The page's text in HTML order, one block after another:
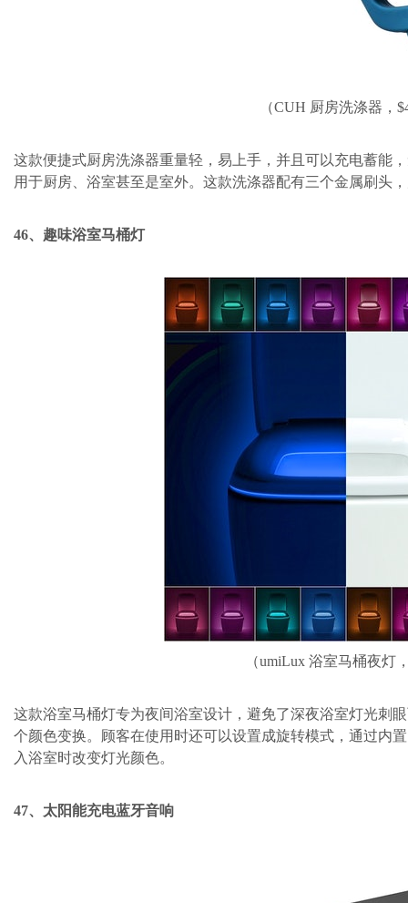
（CUH 厨房洗涤器，
这款便捷式厨房洗涤器重量轻，易上手，并且可以充电蓄能
用于厨房、浴室甚至是室外。这款洗涤器配有三个金属刷头
46、趣味浴室马桶灯
（umiLux 浴室马桶夜灯
这款浴室马桶灯专为夜间浴室设计，避免了深夜浴室灯光刺
个颜色变换。顾客在使用时还可以设置成旋转模式，通过内
入浴室时改变灯光颜色。
47、太阳能充电蓝牙音响